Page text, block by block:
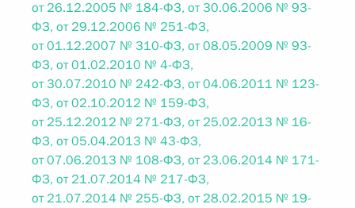
от 26.12.2005 № 184-ФЗ, от 30.06.2006 № 93-
ФЗ, от 29.12.2006 № 251-ФЗ,
от 01.12.2007 № 310-ФЗ, от 08.05.2009 № 93-
ФЗ, от 01.02.2010 № 4-ФЗ,
от 30.07.2010 № 242-ФЗ, от 04.06.2011 № 123-
ФЗ, от 02.10.2012 № 159-ФЗ,
от 25.12.2012 № 271-ФЗ, от 25.02.2013 № 16-
ФЗ, от 05.04.2013 № 43-ФЗ,
от 07.06.2013 № 108-ФЗ, от 23.06.2014 № 171-
ФЗ, от 21.07.2014 № 217-ФЗ,
от 21.07.2014 № 255-ФЗ, от 28.02.2015 № 19-